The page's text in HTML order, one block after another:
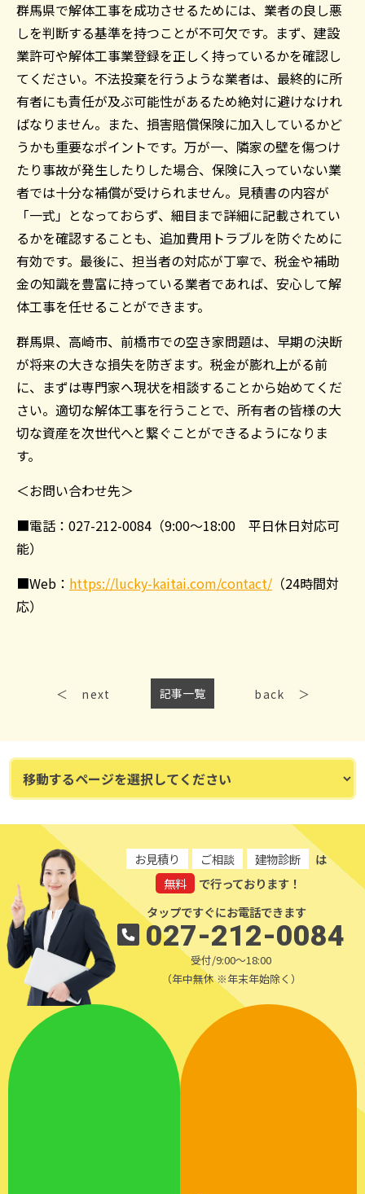
群馬県で解体工事を成功させるためには、業者の良し悪
しを判断する基準を持つことが不可欠です。まず、建設
業許可や解体工事業登録を正しく持っているかを確認し
てください。不法投棄を行うような業者は、最終的に所
有者にも責任が及ぶ可能性があるため絶対に避けなけれ
ばなりません。また、損害賠償保険に加入しているかど
うかも重要なポイントです。万が一、隣家の壁を傷つけ
たり事故が発生したりした場合、保険に入っていない業
者では十分な補償が受けられません。見積書の内容が
「一式」となっておらず、細目まで詳細に記載されてい
るかを確認することも、追加費用トラブルを防ぐために
有効です。最後に、担当者の対応が丁寧で、税金や補助
金の知識を豊富に持っている業者であれば、安心して解
体工事を任せることができます。
群馬県、高崎市、前橋市での空き家問題は、早期の決断
が将来の大きな損失を防ぎます。税金が膨れ上がる前
に、まずは専門家へ現状を相談することから始めてくだ
さい。適切な解体工事を行うことで、所有者の皆様の大
切な資産を次世代へと繋ぐことができるようになりま
す。
＜お問い合わせ先＞
■電話：027-212-0084（9:00～18:00 平日休日対応可
能）
■Web： https://lucky-kaitai.com/contact/ （24時間対
応）
next 記事一覧 back
お見積り ご相談 建物診断
は
無料
で行っております！
タップですぐにお電話できます
027-212-0084
受付/9:00～18:00
（年中無休 ※年末年始除く）